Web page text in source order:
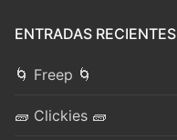
ENTRADAS RECIENTES
🌀 Freep 🌀
🧱 Clickies 🧱